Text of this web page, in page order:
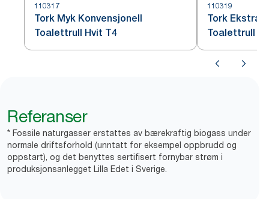
110317
Tork Myk Konvensjonell
Toalettrull Hvit T4
110319
Tork Ekstra
Toalettrull
Referanser
* Fossile naturgasser erstattes av bærekraftig biogass under
normale driftsforhold (unntatt for eksempel oppbrudd og
oppstart), og det benyttes sertifisert fornybar strøm i
produksjonsanlegget Lilla Edet i Sverige.